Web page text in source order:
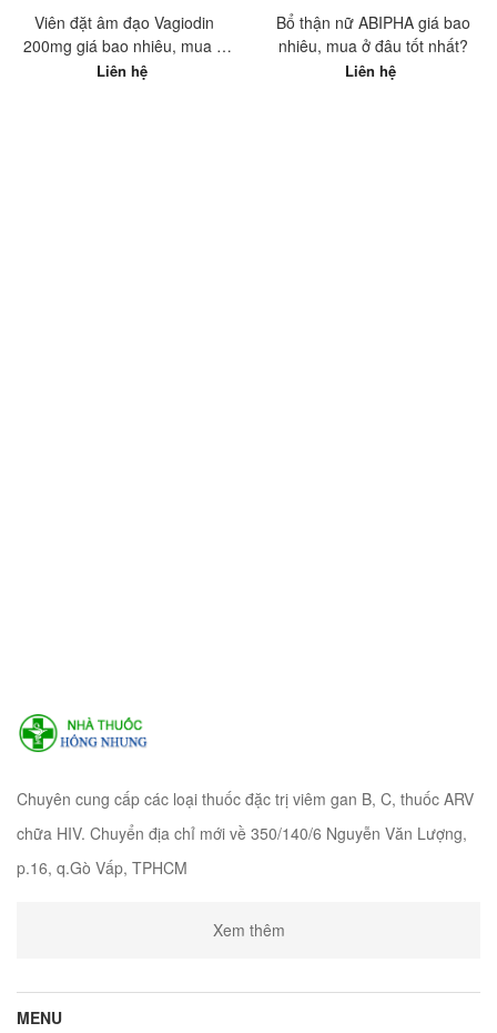
Viên đặt âm đạo Vagiodin
200mg giá bao nhiêu, mua ở
đâu tốt nhất?
Liên hệ
Bổ thận nữ ABIPHA giá bao
nhiêu, mua ở đâu tốt nhất?
Liên hệ
Chuyên cung cấp các loại thuốc đặc trị viêm gan B, C, thuốc ARV
chữa HIV. Chuyển địa chỉ mới về 350/140/6 Nguyễn Văn Lượng,
p.16, q.Gò Vấp, TPHCM
Xem thêm
MENU